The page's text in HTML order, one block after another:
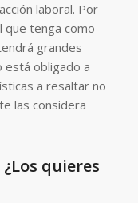
laboral. Por
que tenga como
grandes
obligado a
a resaltar no
las considera
quieres